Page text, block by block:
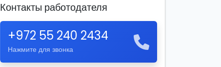
Контакты работодателя
+972 55 240 2434
Нажмите для звонка